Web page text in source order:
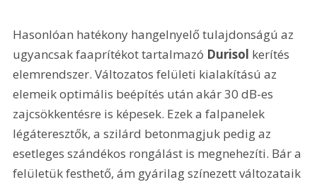
Hasonlóan hatékony hangelnyelő tulajdonságú az
ugyancsak faaprítékot tartalmazó Durisol kerítés
elemrendszer. Változatos felületi kialakítású az
elemeik optimális beépítés után akár 30 dB-es
zajcsökkentésre is képesek. Ezek a falpanelek
légáteresztők, a szilárd betonmagjuk pedig az
esetleges szándékos rongálást is megnehezíti. Bár a
felületük festhető, ám gyárilag színezett változataik